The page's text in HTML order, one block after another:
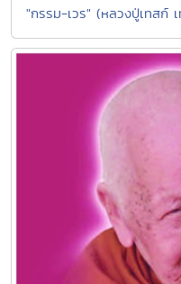
"กรรม-เวร" (หลวงปู่เทสก์